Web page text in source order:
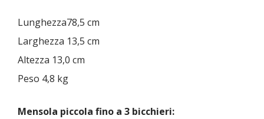
Lunghezza78,5 cm
Larghezza 13,5 cm
Altezza 13,0 cm
Peso 4,8 kg
Mensola piccola fino a 3 bicchieri: